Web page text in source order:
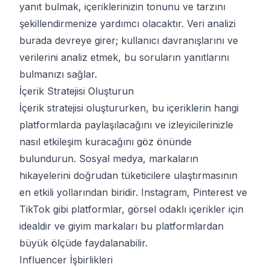
yanıt bulmak, içeriklerinizin tonunu ve tarzını
şekillendirmenize yardımcı olacaktır. Veri analizi
burada devreye girer; kullanıcı davranışlarını ve
verilerini analiz etmek, bu soruların yanıtlarını
bulmanızı sağlar.
İçerik Stratejisi Oluşturun
İçerik stratejisi oluştururken, bu içeriklerin hangi
platformlarda paylaşılacağını ve izleyicilerinizle
nasıl etkileşim kuracağını göz önünde
bulundurun. Sosyal medya, markaların
hikayelerini doğrudan tüketicilere ulaştırmasının
en etkili yollarından biridir. Instagram, Pinterest ve
TikTok gibi platformlar, görsel odaklı içerikler için
idealdir ve giyim markaları bu platformlardan
büyük ölçüde faydalanabilir.
Influencer İşbirlikleri